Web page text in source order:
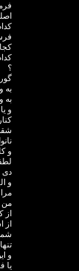
؟
به
به
و
و
دی
و
من
از
و
یا